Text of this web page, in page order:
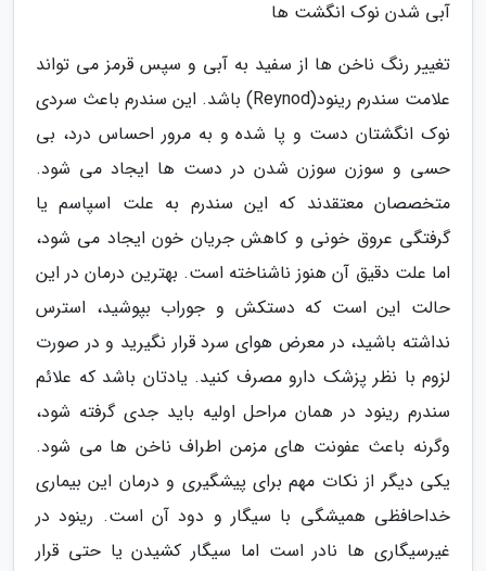
آبی شدن نوک انگشت ها
تغییر رنگ ناخن ها از سفید به آبی و سپس قرمز می تواند
علامت سندرم رینود(Reynod) باشد. این سندرم باعث سردی
نوک انگشتان دست و پا شده و به مرور احساس درد، بی
حسی و سوزن سوزن شدن در دست ها ایجاد می شود.
متخصصان معتقدند که این سندرم به علت اسپاسم یا
گرفتگی عروق خونی و کاهش جریان خون ایجاد می شود،
اما علت دقیق آن هنوز ناشناخته است. بهترین درمان در این
حالت این است که دستکش و جوراب بپوشید، استرس
نداشته باشید، در معرض هوای سرد قرار نگیرید و در صورت
لزوم با نظر پزشک دارو مصرف کنید. یادتان باشد که علائم
سندرم رینود در همان مراحل اولیه باید جدی گرفته شود،
وگرنه باعث عفونت های مزمن اطراف ناخن ها می شود.
یکی دیگر از نکات مهم برای پیشگیری و درمان این بیماری
خداحافظی همیشگی با سیگار و دود آن است. رینود در
غیرسیگاری ها نادر است اما سیگار کشیدن یا حتی قرار